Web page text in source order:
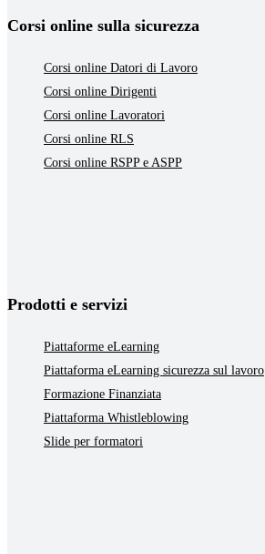
Corsi online sulla sicurezza
Corsi online Datori di Lavoro
Corsi online Dirigenti
Corsi online Lavoratori
Corsi online RLS
Corsi online RSPP e ASPP
Prodotti e servizi
Piattaforme eLearning
Piattaforma eLearning sicurezza sul lavoro
Formazione Finanziata
Piattaforma Whistleblowing
Slide per formatori